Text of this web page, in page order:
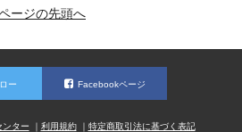
ージの先頭へ
ー Facebookページ
ンター 利用規約 特定商取引法に基づく表記